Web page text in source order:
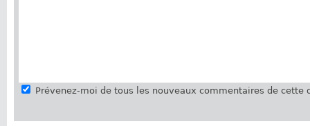
Prévenez-moi de tous les nouveaux commentaires de cette